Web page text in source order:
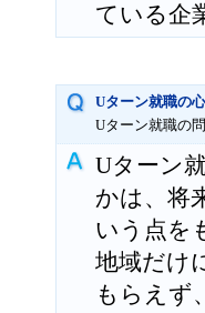
ている企
Uターン就職の
Uターン就職の
Uターン
かは、将
いう点を
地域だけ
もらえず